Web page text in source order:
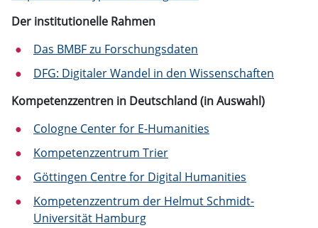
Der institutionelle Rahmen
Das BMBF zu Forschungsdaten
DFG: Digitaler Wandel in den Wissenschaften
Kompetenzzentren in Deutschland (in Auswahl)
Cologne Center for E-Humanities
Kompetenzzentrum Trier
Göttingen Centre for Digital Humanities
Kompetenzzentrum der Helmut Schmidt-
Universität Hamburg